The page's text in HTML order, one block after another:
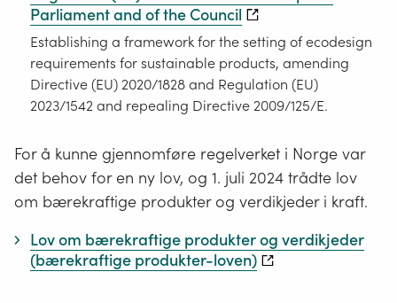
Parliament and of the Council
Establishing a framework for the setting of ecodesign
requirements for sustainable products, amending
Directive (EU) 2020/1828 and Regulation (EU)
2023/1542 and repealing Directive 2009/125/E.
For å kunne gjennomføre regelverket i Norge var
det behov for en ny lov, og 1. juli 2024 trådte lov
om bærekraftige produkter og verdikjeder i kraft.
Lov om bærekraftige produkter og verdikjeder
(bærekraftige produkter-loven)